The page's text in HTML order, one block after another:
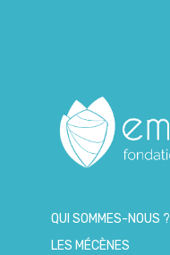
QUI SOMMES-NOUS ?
LES MÉCÈNES